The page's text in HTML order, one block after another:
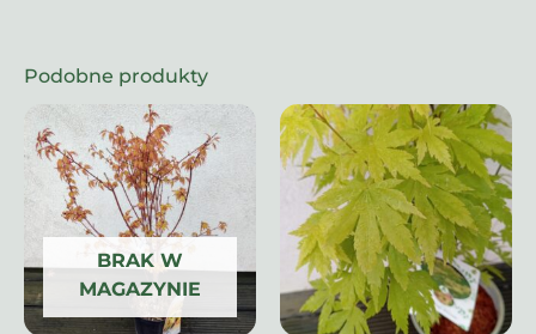
Podobne produkty
BRAK W
MAGAZYNIE